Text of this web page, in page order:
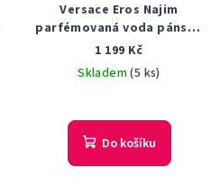
Versace Eros Najim
parfémovaná voda pánská
100 ml tester
1 199 Kč
Skladem(5 ks)
Do košíku